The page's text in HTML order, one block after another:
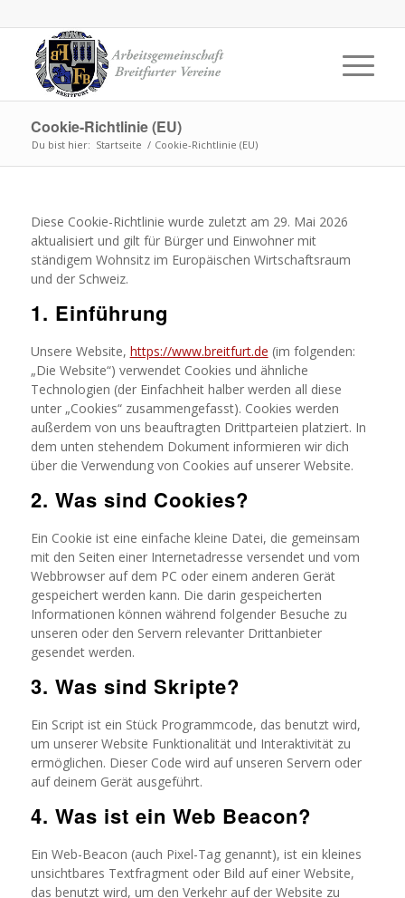
Cookie-Richtlinie (EU)
Du bist hier: Startseite / Cookie-Richtlinie (EU)
Diese Cookie-Richtlinie wurde zuletzt am 29. Mai 2026
aktualisiert und gilt für Bürger und Einwohner mit
ständigem Wohnsitz im Europäischen Wirtschaftsraum
und der Schweiz.
1. Einführung
Unsere Website, https://www.breitfurt.de (im folgenden:
„Die Website“) verwendet Cookies und ähnliche
Technologien (der Einfachheit halber werden all diese
unter „Cookies“ zusammengefasst). Cookies werden
außerdem von uns beauftragten Drittparteien platziert. In
dem unten stehendem Dokument informieren wir dich
über die Verwendung von Cookies auf unserer Website.
2. Was sind Cookies?
Ein Cookie ist eine einfache kleine Datei, die gemeinsam
mit den Seiten einer Internetadresse versendet und vom
Webbrowser auf dem PC oder einem anderen Gerät
gespeichert werden kann. Die darin gespeicherten
Informationen können während folgender Besuche zu
unseren oder den Servern relevanter Drittanbieter
gesendet werden.
3. Was sind Skripte?
Ein Script ist ein Stück Programmcode, das benutzt wird,
um unserer Website Funktionalität und Interaktivität zu
ermöglichen. Dieser Code wird auf unseren Servern oder
auf deinem Gerät ausgeführt.
4. Was ist ein Web Beacon?
Ein Web-Beacon (auch Pixel-Tag genannt), ist ein kleines
unsichtbares Textfragment oder Bild auf einer Website,
das benutzt wird, um den Verkehr auf der Website zu